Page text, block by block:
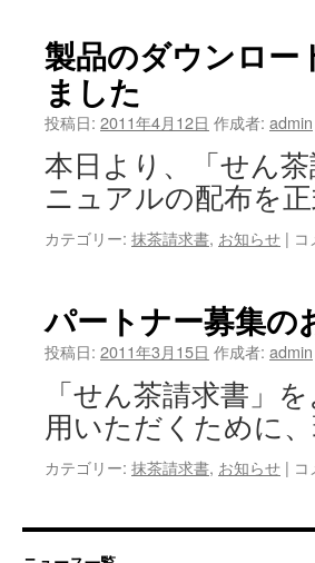
掲
を
設
し
ま
し
求
ウ
ン
ロ
ー
ド
数
突
破
は
製品のダウンロー
ました
投稿日: 2011年4月12日 作成者: admin
本日より、「せん
ニュアルの配布を
カテゴリー: 抹茶請求書, お知らせ | 製
ダ
ウ
ン
ー
ド
ニ
ュ
ル
パートナー募集の
投稿日: 2011年3月15日 作成者: admin
「せん茶請求書」
用いただくために
カテゴリー: 抹茶請求書, お知らせ | パ
ナ